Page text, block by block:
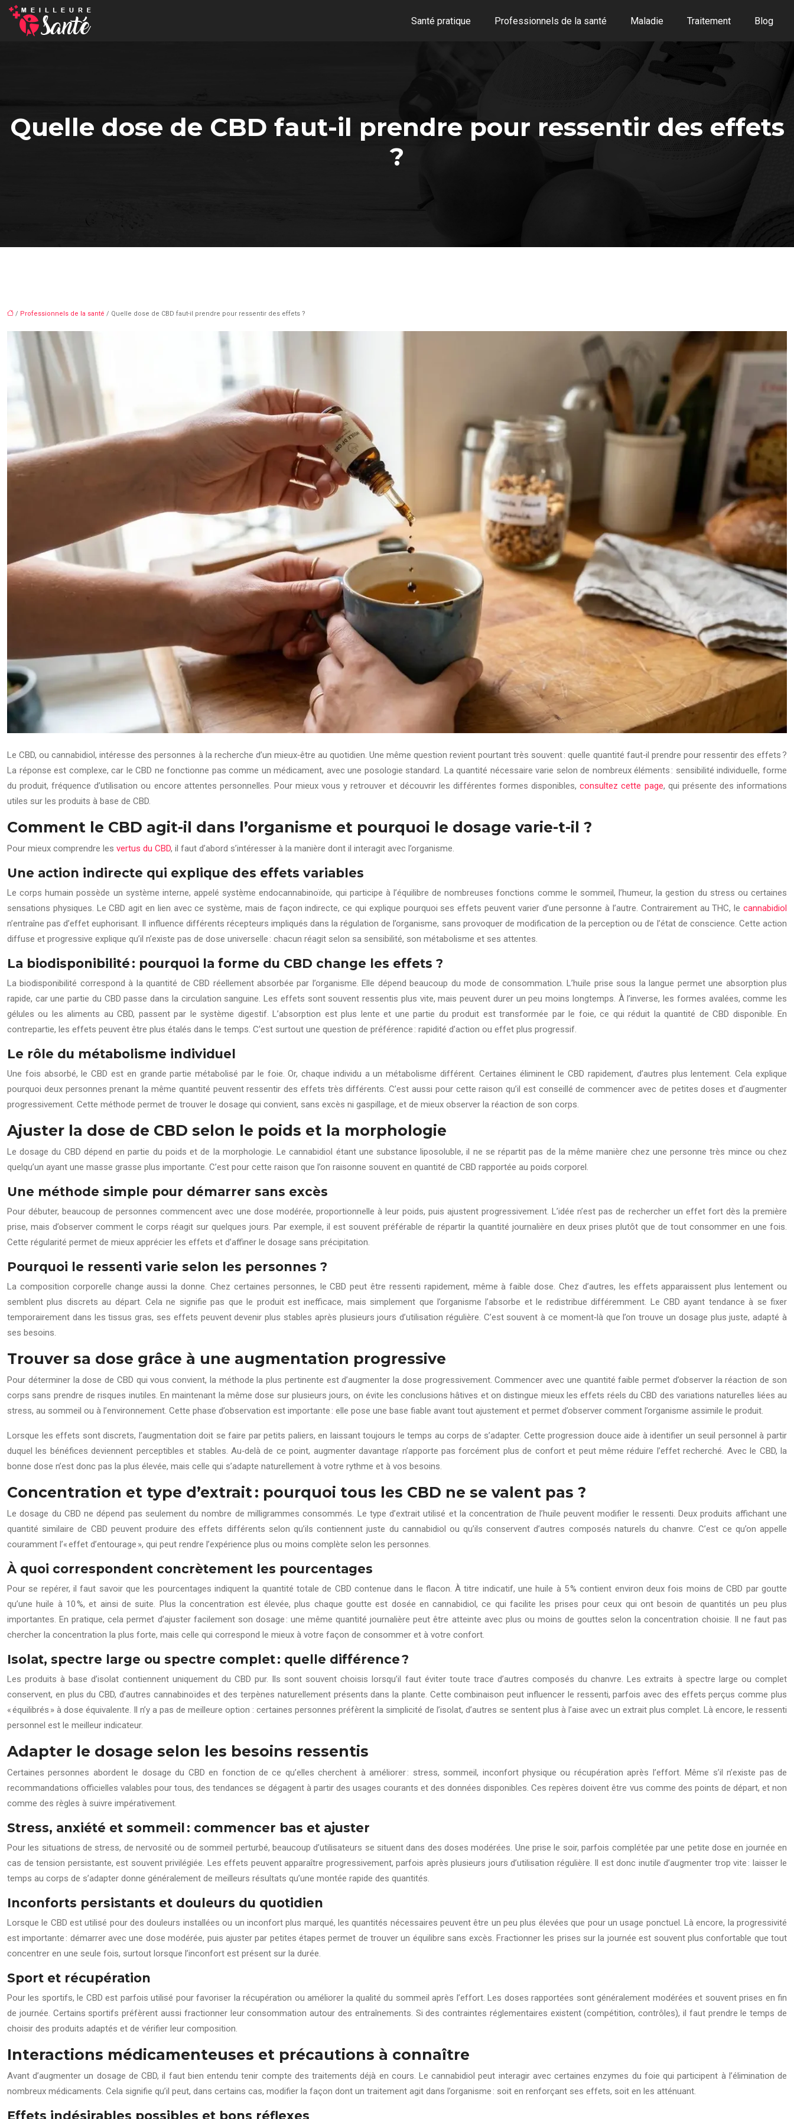
Santé pratique Professionnels de la santé Maladie Traitement Blog
Quelle dose de CBD faut-il prendre pour ressentir des effets
?
/ Professionnels de la santé / Quelle dose de CBD faut-il prendre pour ressentir des effets ?
Le CBD, ou cannabidiol, intéresse des personnes à la recherche d’un mieux‑être au quotidien. Une même question revient pourtant très souvent : quelle quantité faut‑il prendre pour ressentir des effets ?
La réponse est complexe, car le CBD ne fonctionne pas comme un médicament, avec une posologie standard. La quantité nécessaire varie selon de nombreux éléments : sensibilité individuelle, forme
du produit, fréquence d’utilisation ou encore attentes personnelles. Pour mieux vous y retrouver et découvrir les différentes formes disponibles,consultez cette page, qui présente des informations
utiles sur les produits à base de CBD.
Comment le CBD agit-il dans l’organisme et pourquoi le dosage varie-t-il ?
Pour mieux comprendre les vertus du CBD, il faut d’abord s’intéresser à la manière dont il interagit avec l’organisme.
Une action indirecte qui explique des effets variables
Le corps humain possède un système interne, appelé système endocannabinoïde, qui participe à l’équilibre de nombreuses fonctions comme le sommeil, l’humeur, la gestion du stress ou certaines
sensations physiques. Le CBD agit en lien avec ce système, mais de façon indirecte, ce qui explique pourquoi ses effets peuvent varier d’une personne à l’autre. Contrairement au THC, le cannabidiol
n’entraîne pas d’effet euphorisant. Il influence différents récepteurs impliqués dans la régulation de l’organisme, sans provoquer de modification de la perception ou de l’état de conscience. Cette action
diffuse et progressive explique qu’il n’existe pas de dose universelle : chacun réagit selon sa sensibilité, son métabolisme et ses attentes.
La biodisponibilité : pourquoi la forme du CBD change les effets ?
La biodisponibilité correspond à la quantité de CBD réellement absorbée par l’organisme. Elle dépend beaucoup du mode de consommation. L’huile prise sous la langue permet une absorption plus
rapide, car une partie du CBD passe dans la circulation sanguine. Les effets sont souvent ressentis plus vite, mais peuvent durer un peu moins longtemps. À l’inverse, les formes avalées, comme les
gélules ou les aliments au CBD, passent par le système digestif. L’absorption est plus lente et une partie du produit est transformée par le foie, ce qui réduit la quantité de CBD disponible. En
contrepartie, les effets peuvent être plus étalés dans le temps. C’est surtout une question de préférence : rapidité d’action ou effet plus progressif.
Le rôle du métabolisme individuel
Une fois absorbé, le CBD est en grande partie métabolisé par le foie. Or, chaque individu a un métabolisme différent. Certaines éliminent le CBD rapidement, d’autres plus lentement. Cela explique
pourquoi deux personnes prenant la même quantité peuvent ressentir des effets très différents. C’est aussi pour cette raison qu’il est conseillé de commencer avec de petites doses et d’augmenter
progressivement. Cette méthode permet de trouver le dosage qui convient, sans excès ni gaspillage, et de mieux observer la réaction de son corps.
Ajuster la dose de CBD selon le poids et la morphologie
Le dosage du CBD dépend en partie du poids et de la morphologie. Le cannabidiol étant une substance liposoluble, il ne se répartit pas de la même manière chez une personne très mince ou chez
quelqu’un ayant une masse grasse plus importante. C’est pour cette raison que l’on raisonne souvent en quantité de CBD rapportée au poids corporel.
Une méthode simple pour démarrer sans excès
Pour débuter, beaucoup de personnes commencent avec une dose modérée, proportionnelle à leur poids, puis ajustent progressivement. L’idée n’est pas de rechercher un effet fort dès la première
prise, mais d’observer comment le corps réagit sur quelques jours. Par exemple, il est souvent préférable de répartir la quantité journalière en deux prises plutôt que de tout consommer en une fois.
Cette régularité permet de mieux apprécier les effets et d’affiner le dosage sans précipitation.
Pourquoi le ressenti varie selon les personnes ?
La composition corporelle change aussi la donne. Chez certaines personnes, le CBD peut être ressenti rapidement, même à faible dose. Chez d’autres, les effets apparaissent plus lentement ou
semblent plus discrets au départ. Cela ne signifie pas que le produit est inefficace, mais simplement que l’organisme l’absorbe et le redistribue différemment. Le CBD ayant tendance à se fixer
temporairement dans les tissus gras, ses effets peuvent devenir plus stables après plusieurs jours d’utilisation régulière. C’est souvent à ce moment‑là que l’on trouve un dosage plus juste, adapté à
ses besoins.
Trouver sa dose grâce à une augmentation progressive
Pour déterminer la dose de CBD qui vous convient, la méthode la plus pertinente est d’augmenter la dose progressivement. Commencer avec une quantité faible permet d’observer la réaction de son
corps sans prendre de risques inutiles. En maintenant la même dose sur plusieurs jours, on évite les conclusions hâtives et on distingue mieux les effets réels du CBD des variations naturelles liées au
stress, au sommeil ou à l’environnement. Cette phase d’observation est importante : elle pose une base fiable avant tout ajustement et permet d’observer comment l’organisme assimile le produit.
Lorsque les effets sont discrets, l’augmentation doit se faire par petits paliers, en laissant toujours le temps au corps de s’adapter. Cette progression douce aide à identifier un seuil personnel à partir
duquel les bénéfices deviennent perceptibles et stables. Au‑delà de ce point, augmenter davantage n’apporte pas forcément plus de confort et peut même réduire l’effet recherché. Avec le CBD, la
bonne dose n’est donc pas la plus élevée, mais celle qui s’adapte naturellement à votre rythme et à vos besoins.
Concentration et type d’extrait : pourquoi tous les CBD ne se valent pas ?
Le dosage du CBD ne dépend pas seulement du nombre de milligrammes consommés. Le type d’extrait utilisé et la concentration de l’huile peuvent modifier le ressenti. Deux produits affichant une
quantité similaire de CBD peuvent produire des effets différents selon qu’ils contiennent juste du cannabidiol ou qu’ils conservent d’autres composés naturels du chanvre. C’est ce qu’on appelle
couramment l’« effet d’entourage », qui peut rendre l’expérience plus ou moins complète selon les personnes.
À quoi correspondent concrètement les pourcentages
Pour se repérer, il faut savoir que les pourcentages indiquent la quantité totale de CBD contenue dans le flacon. À titre indicatif, une huile à 5 % contient environ deux fois moins de CBD par goutte
qu’une huile à 10 %, et ainsi de suite. Plus la concentration est élevée, plus chaque goutte est dosée en cannabidiol, ce qui facilite les prises pour ceux qui ont besoin de quantités un peu plus
importantes. En pratique, cela permet d’ajuster facilement son dosage : une même quantité journalière peut être atteinte avec plus ou moins de gouttes selon la concentration choisie. Il ne faut pas
chercher la concentration la plus forte, mais celle qui correspond le mieux à votre façon de consommer et à votre confort.
Isolat, spectre large ou spectre complet : quelle différence ?
Les produits à base d’isolat contiennent uniquement du CBD pur. Ils sont souvent choisis lorsqu’il faut éviter toute trace d’autres composés du chanvre. Les extraits à spectre large ou complet
conservent, en plus du CBD, d’autres cannabinoïdes et des terpènes naturellement présents dans la plante. Cette combinaison peut influencer le ressenti, parfois avec des effets perçus comme plus
« équilibrés » à dose équivalente. Il n’y a pas de meilleure option : certaines personnes préfèrent la simplicité de l’isolat, d’autres se sentent plus à l’aise avec un extrait plus complet. Là encore, le ressenti
personnel est le meilleur indicateur.
Adapter le dosage selon les besoins ressentis
Certaines personnes abordent le dosage du CBD en fonction de ce qu’elles cherchent à améliorer : stress, sommeil, inconfort physique ou récupération après l’effort. Même s’il n’existe pas de
recommandations officielles valables pour tous, des tendances se dégagent à partir des usages courants et des données disponibles. Ces repères doivent être vus comme des points de départ, et non
comme des règles à suivre impérativement.
Stress, anxiété et sommeil : commencer bas et ajuster
Pour les situations de stress, de nervosité ou de sommeil perturbé, beaucoup d’utilisateurs se situent dans des doses modérées. Une prise le soir, parfois complétée par une petite dose en journée en
cas de tension persistante, est souvent privilégiée. Les effets peuvent apparaître progressivement, parfois après plusieurs jours d’utilisation régulière. Il est donc inutile d’augmenter trop vite : laisser le
temps au corps de s’adapter donne généralement de meilleurs résultats qu’une montée rapide des quantités.
Inconforts persistants et douleurs du quotidien
Lorsque le CBD est utilisé pour des douleurs installées ou un inconfort plus marqué, les quantités nécessaires peuvent être un peu plus élevées que pour un usage ponctuel. Là encore, la progressivité
est importante : démarrer avec une dose modérée, puis ajuster par petites étapes permet de trouver un équilibre sans excès. Fractionner les prises sur la journée est souvent plus confortable que tout
concentrer en une seule fois, surtout lorsque l’inconfort est présent sur la durée.
Sport et récupération
Pour les sportifs, le CBD est parfois utilisé pour favoriser la récupération ou améliorer la qualité du sommeil après l’effort. Les doses rapportées sont généralement modérées et souvent prises en fin
de journée. Certains sportifs préfèrent aussi fractionner leur consommation autour des entraînements. Si des contraintes réglementaires existent (compétition, contrôles), il faut prendre le temps de
choisir des produits adaptés et de vérifier leur composition.
Interactions médicamenteuses et précautions à connaître
Avant d’augmenter un dosage de CBD, il faut bien entendu tenir compte des traitements déjà en cours. Le cannabidiol peut interagir avec certaines enzymes du foie qui participent à l’élimination de
nombreux médicaments. Cela signifie qu’il peut, dans certains cas, modifier la façon dont un traitement agit dans l’organisme : soit en renforçant ses effets, soit en les atténuant.
Effets indésirables possibles et bons réflexes